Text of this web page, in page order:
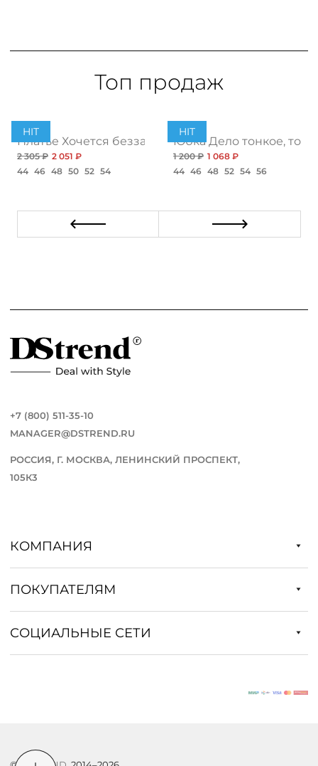
Топ продаж
HIT
Платье Хочется беззаботности, топ
2 305 ₽ 2 051 ₽
44 46 48 50 52 54
HIT
Юбка Дело тонкое, топ
1 200 ₽ 1 068 ₽
44 46 48 52 54 56
+7 (800) 511-35-10
MANAGER@DSTREND.RU
РОССИЯ, Г. МОСКВА, ЛЕНИНСКИЙ ПРОСПЕКТ,
105К3
КОМПАНИЯ
ПОКУПАТЕЛЯМ
СОЦИАЛЬНЫЕ СЕТИ